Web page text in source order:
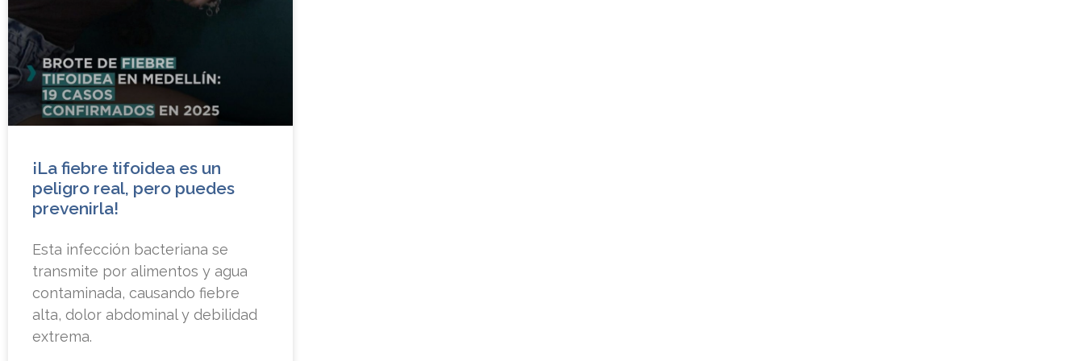
¡La fiebre tifoidea es un
peligro real, pero puedes
prevenirla!
Esta infección bacteriana se
transmite por alimentos y agua
contaminada, causando fiebre
alta, dolor abdominal y debilidad
extrema.